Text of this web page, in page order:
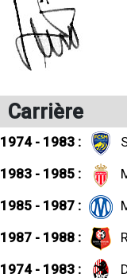
Carrière
1974 - 1983 :
1983 - 1985 :
1985 - 1987 :
1987 - 1988 :
1974 - 1983 :